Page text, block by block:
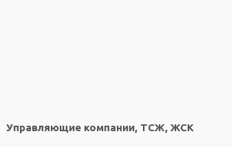
Управляющие компании, ТСЖ, ЖСК